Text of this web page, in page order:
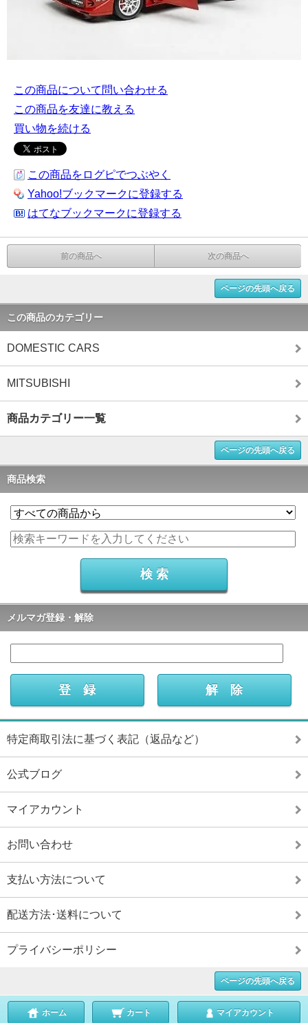
この商品について問い合わせる
この商品を友達に教える
買い物を続ける
この商品をログピでつぶやく
Yahoo!ブックマークに登録する
はてなブックマークに登録する
前の商品へ 次の商品へ
ページの先頭へ戻る
この商品のカテゴリー
DOMESTIC CARS
MITSUBISHI
商品カテゴリー一覧
ページの先頭へ戻る
商品検索
メルマガ登録・解除
特定商取引法に基づく表記（返品など）
公式ブログ
マイアカウント
お問い合わせ
支払い方法について
配送方法･送料について
プライバシーポリシー
ページの先頭へ戻る
ホーム カート マイアカウント